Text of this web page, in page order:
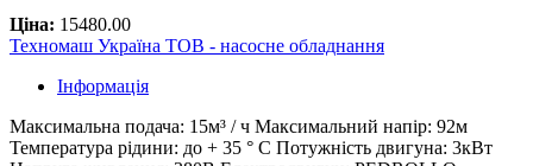
Ціна: 15480.00
Техномаш Україна ТОВ - насосне обладнання
Інформація
Максимальна подача: 15м³ / ч Максимальний напір: 92м
Температура рідини: до + 35 ° С Потужність двигуна: 3кВт